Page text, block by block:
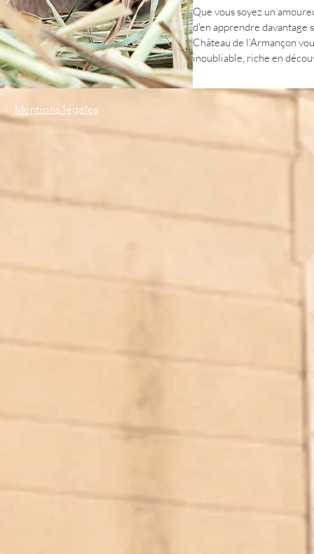
Que vous soyez un
d'en apprendre davantage
Château de l'Armançon
inoubliable, riche en
Mentions légales